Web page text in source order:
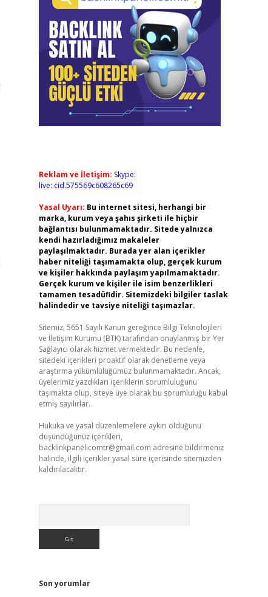
Reklam ve İletişim: Skype:
live:.cid.575569c608265c69
Yasal Uyarı: Bu internet sitesi, herhangi bir
marka, kurum veya şahıs şirketi ile hiçbir
bağlantısı bulunmamaktadır. Sitede yalnızca
kendi hazırladığımız makaleler
paylaşılmaktadır. Burada yer alan içerikler
haber niteliği taşımamakta olup, gerçek kurum
ve kişiler hakkında paylaşım yapılmamaktadır.
Gerçek kurum ve kişiler ile isim benzerlikleri
tamamen tesadüfidir. Sitemizdeki bilgiler taslak
halindedir ve tavsiye niteliği taşımazlar.
Sitemiz, 5651 Sayılı Kanun gereğince Bilgi Teknolojileri
ve İletişim Kurumu (BTK) tarafından onaylanmış bir Yer
Sağlayıcı olarak hizmet vermektedir. Bu nedenle,
sitedeki içerikleri proaktif olarak denetleme veya
araştırma yükümlülüğümüz bulunmamaktadır. Ancak,
üyelerimiz yazdıkları içeriklerin sorumluluğunu
taşımakta olup, siteye üye olarak bu sorumluluğu kabul
etmiş sayılırlar.
Hukuka ve yasal düzenlemelere aykırı olduğunu
düşündüğünüz içerikleri,
backlinkpanelicomtr@gmail.com adresine bildirmeniz
halinde, ilgili içerikler yasal süre içerisinde sitemizden
kaldırılacaktır.
Son yorumlar